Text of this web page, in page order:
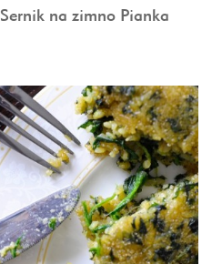
Sernik na zimno Pianka